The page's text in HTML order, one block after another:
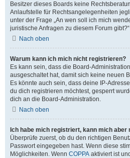
Besitzer dieses Boards keine
Anlaufstelle für Rechtsangelegenheiten
unter der Frage „An wen soll ich mich
juristische Anfragen zu diesem Forum
Nach oben
Warum kann ich mich nicht registrieren?
Es kann sein, dass die Board-
ausgeschaltet hat, damit sich keine neuen
Es könnte auch sein, dass deine IP-
du dich registrieren möchtest, gesperrt
dich an die Board-Administration.
Nach oben
Ich habe mich registriert, kann mich aber
Überprüfe zuerst, ob du den richtigen
Passwort eingegeben hast. Wenn diese
Möglichkeiten. Wenn COPPA aktiviert ist